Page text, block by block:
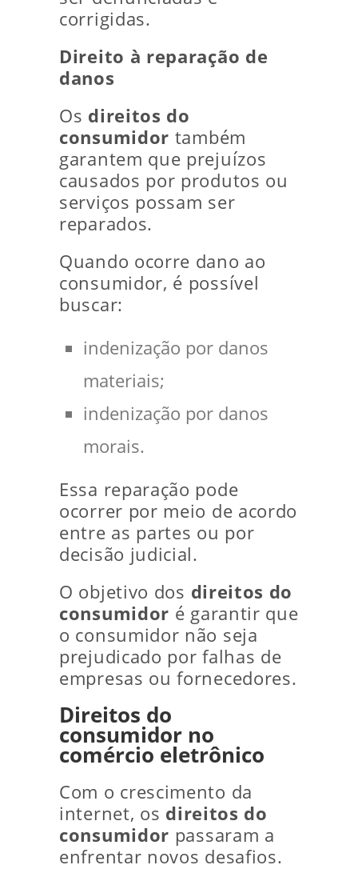
corrigidas.
Direito à reparação de
danos
Os direitos do
consumidor também
garantem que prejuízos
causados por produtos ou
serviços possam ser
reparados.
Quando ocorre dano ao
consumidor, é possível
buscar:
indenização por danos
materiais;
indenização por danos
morais.
Essa reparação pode
ocorrer por meio de acordo
entre as partes ou por
decisão judicial.
O objetivo dos direitos do
consumidor é garantir que
o consumidor não seja
prejudicado por falhas de
empresas ou fornecedores.
Direitos do
consumidor no
comércio eletrônico
Com o crescimento da
internet, os direitos do
consumidor passaram a
enfrentar novos desafios.